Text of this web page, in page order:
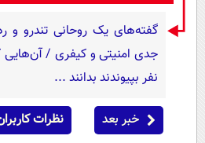
نفر بپیوندند بدانند ...
خبر بعد نظرات